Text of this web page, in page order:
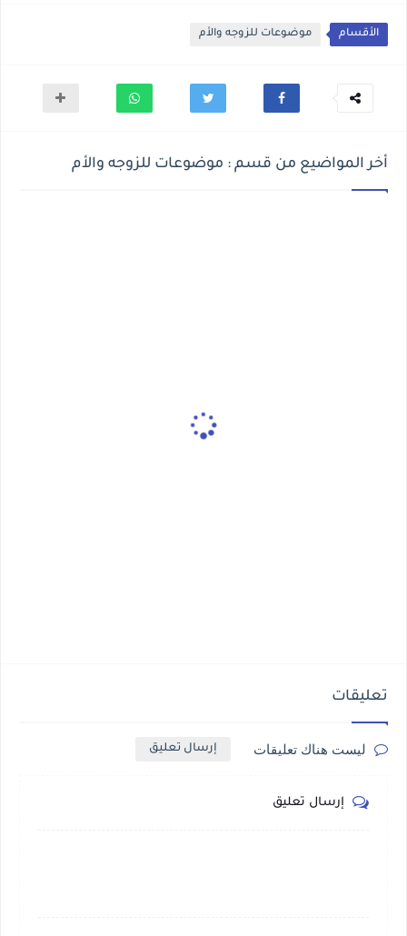
الأقسام موضوعات للزوجه والأم
أخر المواضيع من قسم : موضوعات للزوجه والأم
تعليقات
ليست هناك تعليقات إرسال تعليق
إرسال تعليق